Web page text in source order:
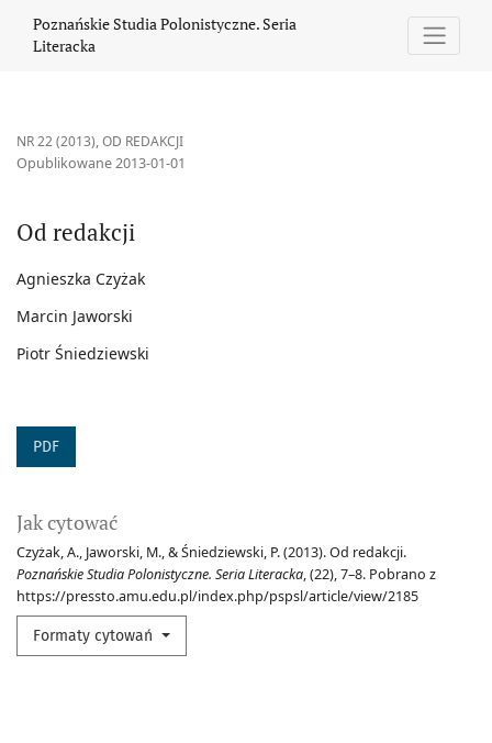
Poznańskie Studia Polonistyczne. Seria
Literacka
NR 22 (2013),OD REDAKCJI
Od redakcji
Opublikowane 2013-01-01
Agnieszka Czyżak
Marcin Jaworski
Piotr Śniedziewski
PDF
Jak cytować
Czyżak, A., Jaworski, M., & Śniedziewski, P. (2013). Od redakcji.
Poznańskie Studia Polonistyczne. Seria Literacka, (22), 7–8. Pobrano z
https://pressto.amu.edu.pl/index.php/pspsl/article/view/2185
Formaty cytowań